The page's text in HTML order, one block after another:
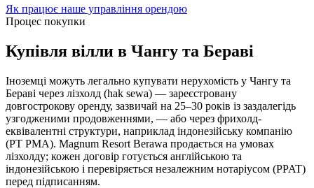
Як працює наше управління орендою
Процес покупки
Купівля вілли в Чангу та Бераві
Іноземці можуть легально купувати нерухомість у Чангу та
Бераві через лізхолд (hak sewa) — зареєстровану
довгострокову оренду, зазвичай на 25–30 років із заздалегідь
узгодженими продовженнями, — або через фрихолд-
еквівалентні структури, наприклад індонезійську компанію
(PT PMA). Magnum Resort Berawa продається на умовах
лізхолду; кожен договір готується англійською та
індонезійською і перевіряється незалежним нотаріусом (PPAT)
перед підписанням.